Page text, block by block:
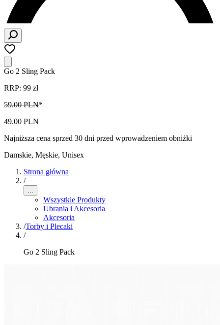
Go 2 Sling Pack
RRP: 99 zł
59.00 PLN*
49.00 PLN
Najniższa cena sprzed 30 dni przed wprowadzeniem obniżki
Damskie, Męskie, Unisex
Strona główna
/
...
Wszystkie Produkty
Ubrania i Akcesoria
Akcesoria
/Torby i Plecaki
/
Go 2 Sling Pack